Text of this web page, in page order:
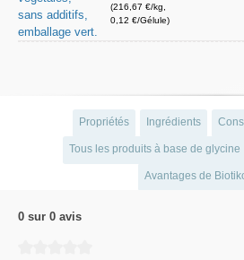
(216,67 €/kg,
0,12 €/Gélule)
Propriétés Ingrédients
Tous les produits à base de glycine
Avantages de
0 sur 0 avis